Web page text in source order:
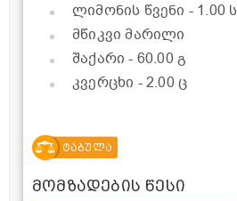
ლიმონის წვენი - 1.00
მწიკვი მარილი
შაქარი- 60.00 გ
კვერცხი - 2.00 ც
ტაბულა
მომზადების წესი